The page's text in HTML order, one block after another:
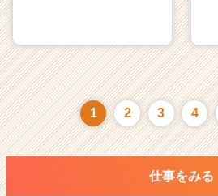
1 2 3 4
仕事をみる